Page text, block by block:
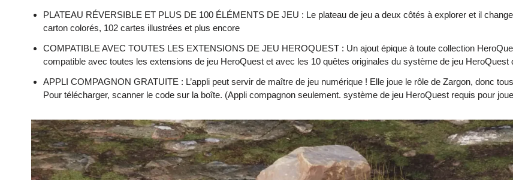
PLATEAU RÉVERSIBLE ET PLUS DE 100 ÉLÉMENTS DE JEU : Le plateau de jeu a deux côtés à explorer et il
carton colorés, 102 cartes illustrées et plus encore
COMPATIBLE AVEC TOUTES LES EXTENSIONS DE JEU HEROQUEST : Un ajout épique à toute collection
compatible avec toutes les extensions de jeu HeroQuest et avec les 10 quêtes originales du système de jeu HeroQuest
APPLI COMPAGNON GRATUITE : L’appli peut servir de maître de jeu numérique ! Elle joue le rôle de Zargon, donc
Pour télécharger, scanner le code sur la boîte. (Appli compagnon seulement. système de jeu HeroQuest requis pour